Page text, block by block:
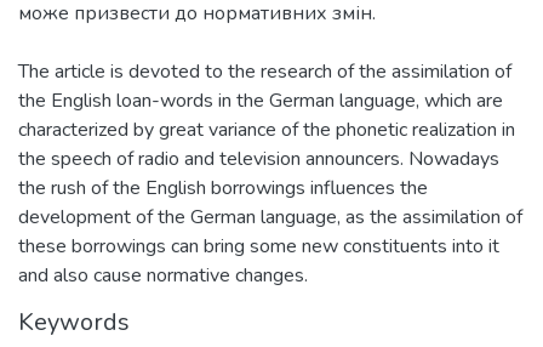
The article is devoted to the research of the assimilation of
the English loan-words in the German language, which are
characterized by great variance of the phonetic realization in
the speech of radio and television announcers. Nowadays
the rush of the English borrowings influences the
development of the German language, as the assimilation of
these borrowings can bring some new constituents into it
and also cause normative changes.
Keywords